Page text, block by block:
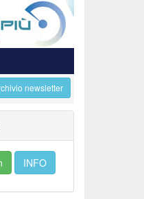
newsletter
INFO